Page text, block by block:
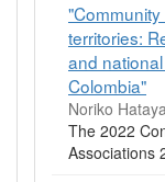
territories:
and
Colombia"
Noriko
The 2022
Associations